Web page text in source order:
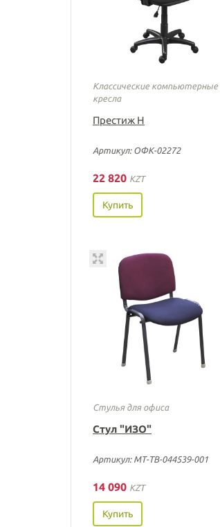
Классические компьютерные
кресла
Престиж Н
Артикул: ОФК-02272
22 820 KZT
Купить
Стулья для офиса
Стул "ИЗО"
Артикул: МТ-ТВ-044539-001
14 090 KZT
Купить